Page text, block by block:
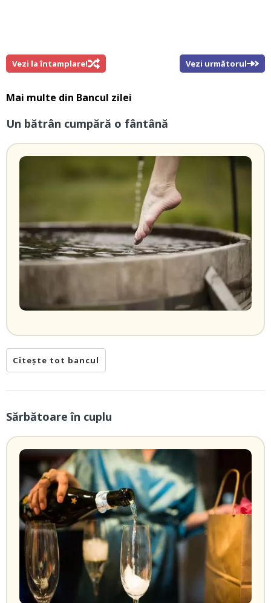
Vezi la întamplare! Vezi următorul
Mai multe din Bancul zilei
Un bătrân cumpără o fântână
Citește tot bancul
Sărbătoare în cuplu